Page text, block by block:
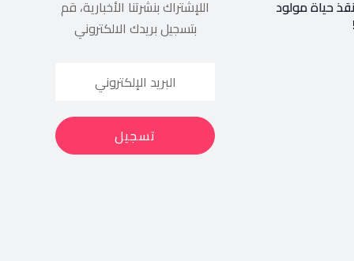
حياة مولود
اللإشتراك بنشرتنا الأخبارية، قم
بتسجيل بريدك الالكتروني